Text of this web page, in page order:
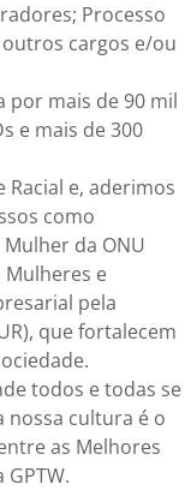
Processo
cargos e/ou
por mais de 90 mil
e mais de 300
e, aderimos
como
da ONU
Mulheres e
pela
que fortalecem
todos e todas se
nossa cultura é o
as Melhores